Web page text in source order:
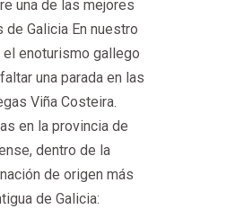
una de las mejores
de Galicia En nuestro
el enoturismo gallego
una parada en las
Viña Costeira.
en la provincia de
dentro de la
de origen más
de Galicia: